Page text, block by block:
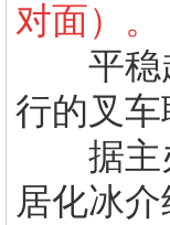
对面）。
平稳起
行的叉车
据主办
居化冰